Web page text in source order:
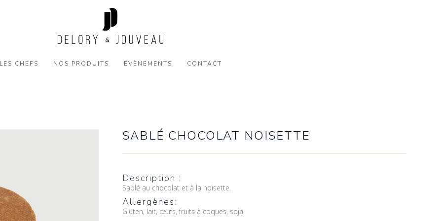
LES CHEFS NOS PRODUITS ÉVÈNEMENTS CONTACT
SABLÉ CHOCOLAT NOISETTE
Description :
Sablé au chocolat et à la noisette.
Allergènes:
Gluten, lait, œufs, fruits à coques, soja.